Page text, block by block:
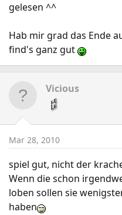
gelesen ^^
Hab mir grad das Ende
find's ganz gut
Vicious
Mar 28, 2010
spiel gut, nicht der
Wenn die schon
loben sollen sie
haben